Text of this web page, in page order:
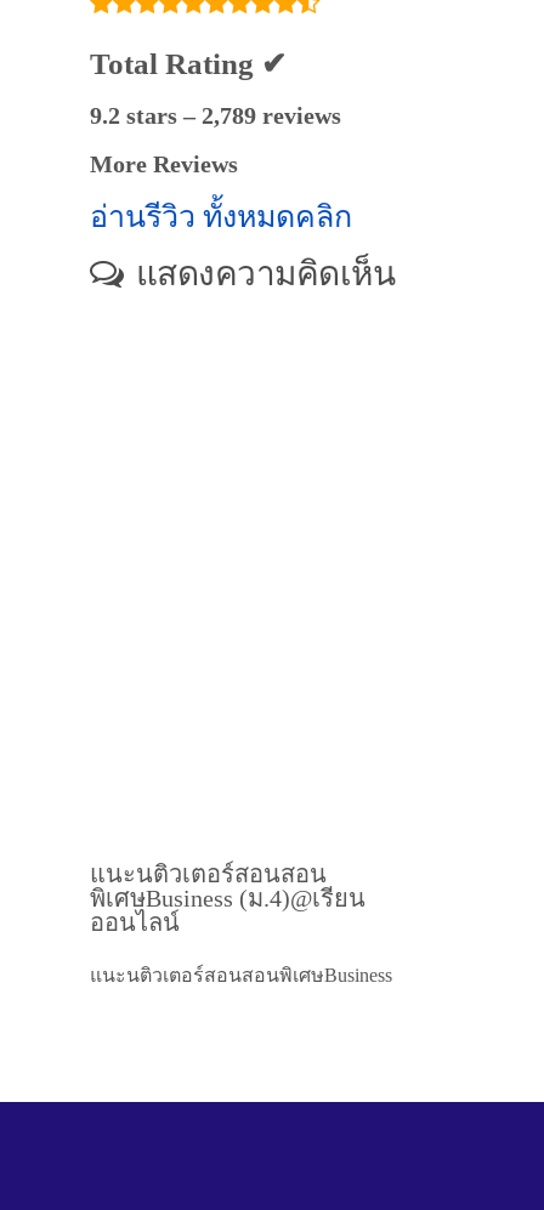
Total Rating ✔
9.2 stars – 2,789 reviews
More Reviews
อ่านรีวิว ทั้งหมดคลิก
แสดงความคิดเห็น
แนะนติวเตอร์สอนสอน
พิเศษBusiness (ม.4)@เรียน
ออนไลน์
แนะนติวเตอร์สอนสอนพิเศษBusiness